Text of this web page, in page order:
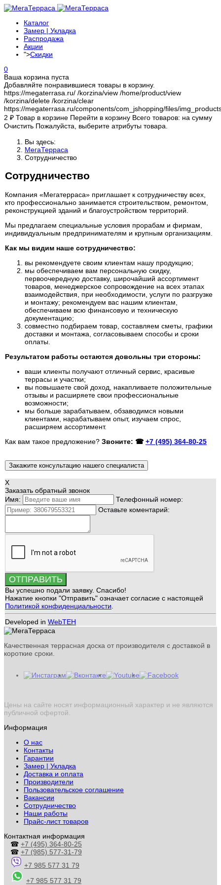
Каталог
Замер | Укладка
Распродажа
Акции
">Скидки
0
Ваша корзина пуста
Добавляйте понравившиеся товары в корзину.
https://megaterrasa.ru/ /korzina/view /home/product/view
/korzina/delete /korzina/clear
https://megaterrasa.ru/components/com_jshopping/files/
2 ₽ Товар в корзине Перейти в корзину Всего товаров: на сумму
Очистить Пожалуйста, выберите атрибуты товара.
Вы здесь:
МегаТерраса
Сотрудничество
Сотрудничество
Компания «Мегатерраса» приглашает к сотрудничеству всех,
кто профессионально занимается строительством, ремонтом,
реконструкцией зданий и благоустройством территорий.
Мы предлагаем специальные условия прорабам и фирмам,
индивидуальным предпринимателям и крупным организациям.
Как мы видим наше сотрудничество:
вы рекомендуете своим клиентам нашу продукцию;
мы обеспечиваем вам персональную скидку,
первоочередную доставку, широчайший ассортимент
товаров, менеджерское сопровождение на всех этапах
взаимодействия, при необходимости, услуги по разгрузке
и монтажу; рекомендуем вас нашим клиентам,
обеспечиваем всю финансовую и техническую
документацию;
совместно подбираем товар, составляем сметы, графики
доставки и монтажа, согласовываем способы и сроки
оплаты.
Результатом работы остаются довольны три стороны:
ваши клиенты получают отличный сервис, красивые
террасы и участки;
вы повышаете свой доход, накапливаете положительные
отзывы и расширяете свои профессиональные
возможности;
мы больше зарабатываем, обзаводимся новыми
клиентами, нарабатываем опыт, изучаем спрос,
расширяем ассортимент.
Как вам такое предложение? Звоните: ☎ +7 (495) 364-80-25
Закажите консультацию нашего специалиста
X
Заказать обратный звонок
Имя:
Телефонный номер:
Оставьте коментарий:
ОТПРАВИТЬ
Вы успешно подали заявку. Спасибо!
Нажатие кнопки "Отправить" означает согласие с настоящей
Политикой конфиденциальности
Developed in WebTEH
Качественная террасная доска от производителя с доставкой в
короткие сроки.
Цены на сайте носят информационный характер и не являются
публичной офертой.
Информация
О нас
Контакты
Гарантии
Замер | Укладка
Доставка и оплата
Производители
Пользовательское соглашение
Вакансии
Сотрудничество
Наши работы
Прайс-лист товаров
Контактная информация
☎ +7 (495) 364-80-25
☎ +7 (985) 577-31-79
+7 985 577 31 79
+7 985 577 31 79